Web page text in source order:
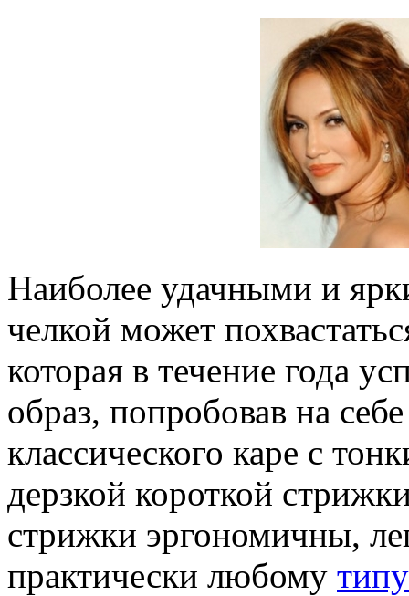
Наиболее удачными и
челкой может
которая в течение года
образ, попробовав на
классического каре с
дерзкой короткой
стрижки эргономичны,
практически любому